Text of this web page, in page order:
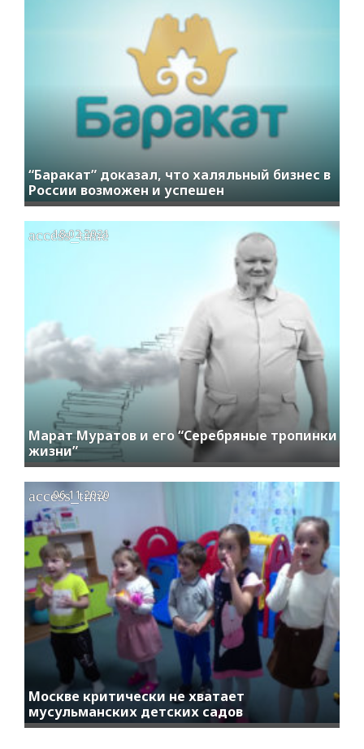
“Баракат” доказал, что халяльный бизнес в
России возможен и успешен
Марат Муратов и его “Серебряные тропинки
жизни”
access_time
18.02.2021
Москве критически не хватает
мусульманских детских садов
access_time
06.11.2020